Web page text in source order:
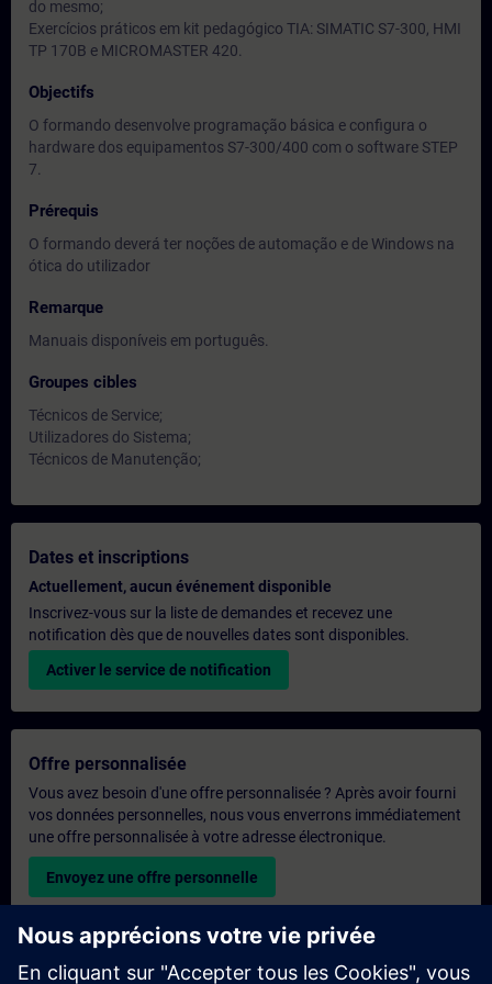
do mesmo;
Exercícios práticos em kit pedagógico TIA: SIMATIC S7-300, HMI
TP 170B e MICROMASTER 420.
Objectifs
O formando desenvolve programação básica e configura o
hardware dos equipamentos S7-300/400 com o software STEP
7.
Prérequis
O formando deverá ter noções de automação e de Windows na
ótica do utilizador
Remarque
Manuais disponíveis em português.
Groupes cibles
Técnicos de Service;
Utilizadores do Sistema;
Técnicos de Manutenção;
Dates et inscriptions
Actuellement, aucun événement disponible
Inscrivez-vous sur la liste de demandes et recevez une
notification dès que de nouvelles dates sont disponibles.
Activer le service de notification
Offre personnalisée
Vous avez besoin d'une offre personnalisée ? Après avoir fourni
vos données personnelles, nous vous enverrons immédiatement
une offre personnalisée à votre adresse électronique.
Envoyez une offre personnelle
Demande de formation exclusive